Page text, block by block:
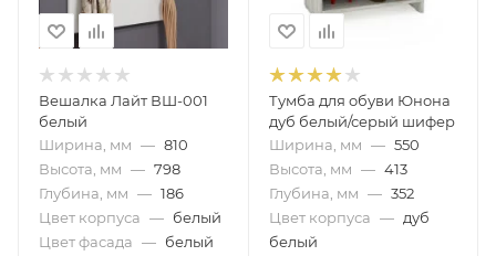
Вешалка Лайт ВШ-001
белый
Ширина, мм — 810
Высота, мм — 798
Глубина, мм — 186
Цвет корпуса — белый
Цвет фасада — белый
Тумба для обуви Юнона
дуб белый/серый шифер
Ширина, мм — 550
Высота, мм — 413
Глубина, мм — 352
Цвет корпуса — дуб
белый